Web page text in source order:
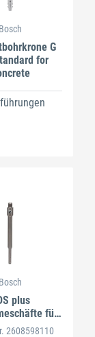
Bosch
G
for
Bosch
plus
für
2608598110